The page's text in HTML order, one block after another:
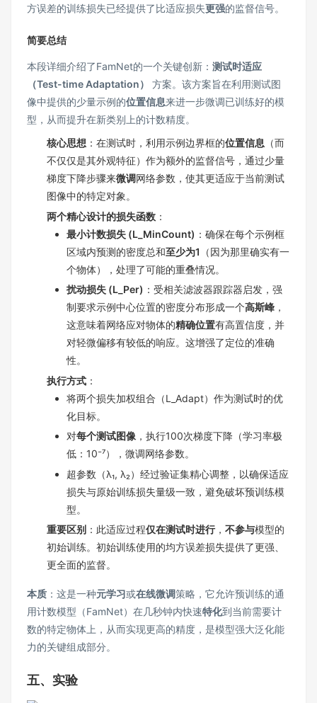
方误差的训练损失已经提供了比适应损失更强的监督信号。
简要总结
本段详细介绍了FamNet的一个关键创新： 测试时适应
（Test-time Adaptation）
方案。该方案旨在利用测试图
像中提供的少量示例的位置信息来进一步微调已训练好的模
型，从而提升在新类别上的计数精度。
核心思想 ：在测试时，利用示例边界框的位置信息 （而
不仅仅是其外观特征）作为额外的监督信号，通过少量
梯度下降步骤来微调网络参数，使其更适应于当前测试
图像中的特定对象。
两个精心设计的损失函数 ：
最小计数损失 (L_MinCount) ：确保在每个示例框
区域内预测的密度总和至少为1
（因为那里确实有一
个物体），处理了可能的重叠情况。
扰动损失 (L_Per) ：受相关滤波器跟踪器启发，强
制要求示例中心位置的密度分布形成一个高斯峰 ，
这意味着网络应对物体的精确位置有高置信度，并
对轻微偏移有较低的响应。这增强了定位的准确
性。
执行方式 ：
将两个损失加权组合（L_Adapt）作为测试时的优
化目标。
对每个测试图像 ，执行100次梯度下降（学习率极
低：10⁻⁷），微调网络参数。
超参数（λ₁, λ₂）经过验证集精心调整，以确保适应
损失与原始训练损失量级一致，避免破坏预训练模
型。
重要区别 ：此适应过程仅在测试时进行， 不参与模型的
初始训练。初始训练使用的均方误差损失提供了更强、
更全面的监督。
本质 ：这是一种元学习或在线微调策略，它允许预训练的通
用计数模型（FamNet）在几秒钟内快速特化到当前需要计
数的特定物体上，从而实现更高的精度，是模型强大泛化能
力的关键组成部分。
五、实验